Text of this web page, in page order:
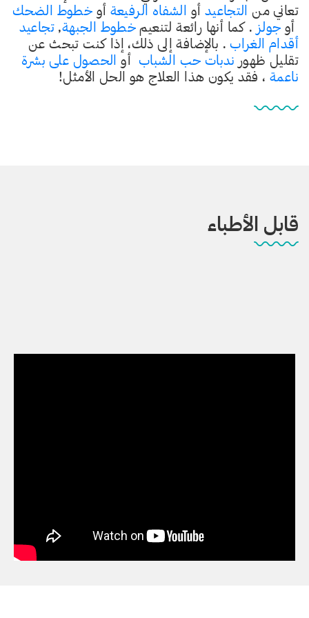
تعاني من التجاعيد أو الشفاه الرفيعة أو خطوط الضحك
أو جولز . كما أنها رائعة لتنعيمخطوط الجبهة, تجاعيد
أقدام الغراب . بالإضافة إلى ذلك، إذا كنت تبحث عن
تقليل ظهور ندبات حب الشباب أو الحصول على بشرة
ناعمة ، فقد يكون هذا العلاج هو الحل الأمثل!
قابل الأطباء